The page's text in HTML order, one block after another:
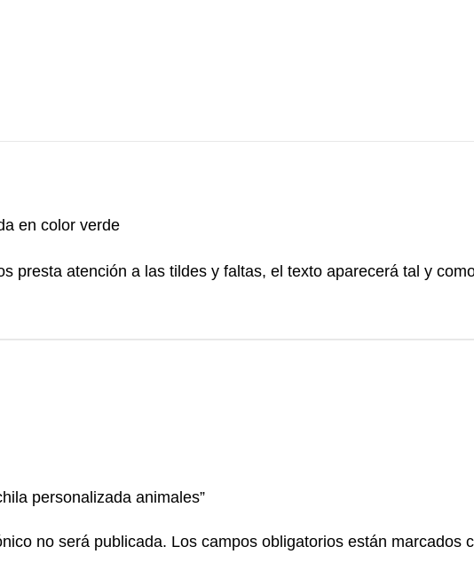
en color verde
presta atención a las tildes y faltas, el texto aparecerá tal y
personalizada animales”
no será publicada. Los campos obligatorios están marcados